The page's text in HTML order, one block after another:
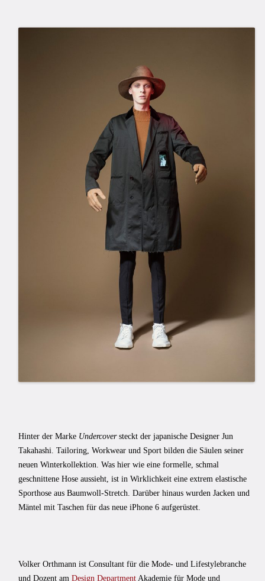
Hinter der Marke Undercoversteckt der japanische Designer Jun
Takahashi. Tailoring, Workwear und Sport bilden die Säulen seiner
neuen Winterkollektion. Was hier wie eine formelle, schmal
geschnittene Hose aussieht, ist in Wirklichkeit eine extrem elastische
Sporthose aus Baumwoll-Stretch. Darüber hinaus wurden Jacken und
Mäntel mit Taschen für das neue iPhone 6 aufgerüstet.
Volker Orthmann ist Consultant für die Mode- und Lifestylebranche
und Dozent am Design Department Akademie für Mode und